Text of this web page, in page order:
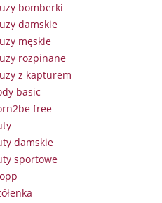
bomberki
damskie
męskie
rozpinane
z kapturem
basic
free
damskie
sportowe